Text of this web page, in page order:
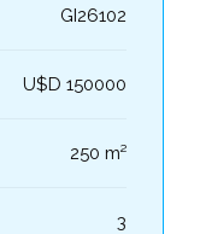
GI26102
U$D 150000
250 m²
3